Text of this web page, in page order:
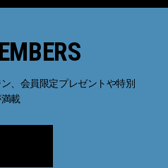
、会員限定プレゼントや特別
載